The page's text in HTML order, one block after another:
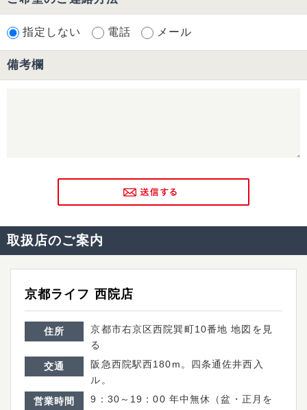
取扱店のご案内
京都ライフ 西院店
住所 京都市右京区西院巽町10番地地図を見
る
交通
阪急西院駅西180m。四条通佐井西入
ル。
営業時間
9：30～19：00 年中無休（盆・正月を